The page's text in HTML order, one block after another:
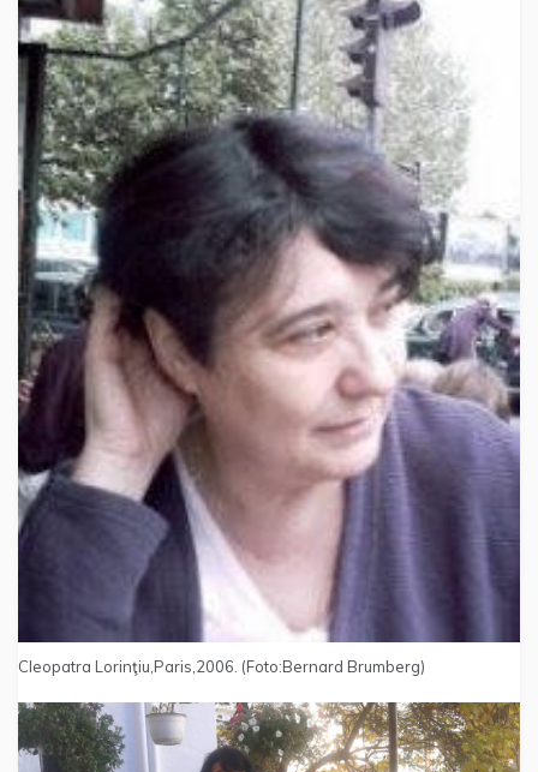
Cleopatra Lorinţiu,Paris,2006. (Foto:Bernard Brumberg)